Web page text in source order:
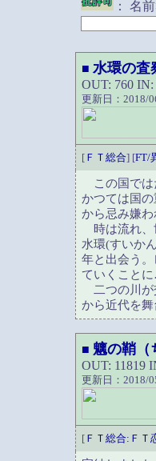
： 名
■ 水環の査
OUT: 760 IN:
更新日：2018/
[ＦＴ総合] [FT/
この国では
かつては国
から忌み嫌
時は流れ、
水環(すいか
年と出会う
ていくこと
二つの川が
から近代を舞
■ 魑の鞘（
OUT: 11819
更新日：2018/
[ＦＴ総合:ＦＴ